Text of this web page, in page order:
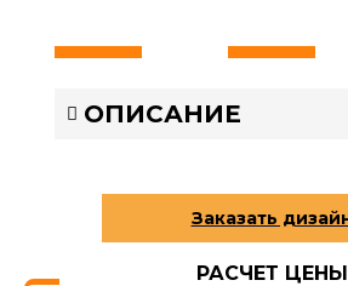
ОПИСАНИЕ
РАСЧЕТ ЦЕНЫ